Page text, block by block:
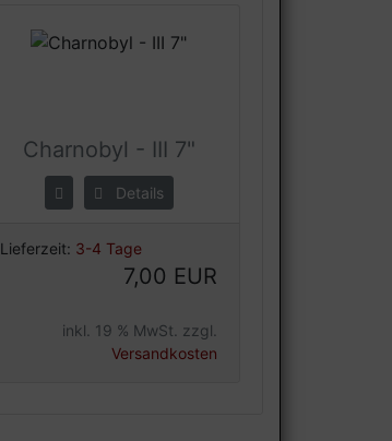
Charnobyl - III 7"
Details
Lieferzeit: 3-4 Tage
7,00 EUR
inkl. 19 % MwSt. zzgl.
Versandkosten